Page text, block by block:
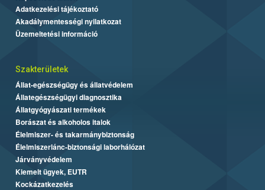
Adatkezelési tájékoztató
Akadálymentességi nyilatkozat
Üzemeltetési információ
Szakterületek
Állat-egészségügy és állatvédelem
Állategészségügyi diagnosztika
Állatgyógyászati termékek
Borászat és alkoholos italok
Élelmiszer- és takarmánybiztonság
Élelmiszerlánc-biztonsági laborhálózat
Járványvédelem
Kiemelt ügyek, EUTR
Kockázatkezelés